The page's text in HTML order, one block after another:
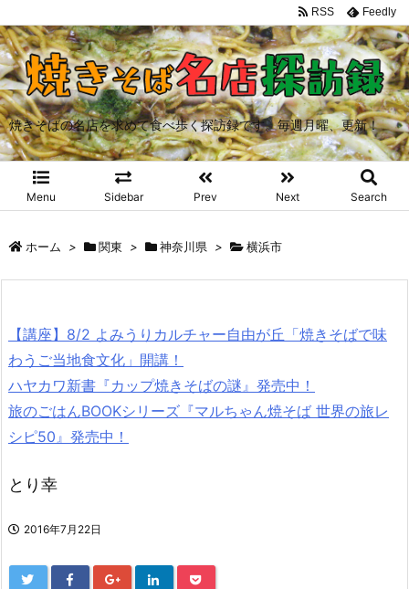
焼きそばの名店を求めて食べ歩く探訪録です。毎週月曜、更新！
Menu Sidebar Prev Next Search
RSS Feedly
ホーム > 関東 > 神奈川県 > 横浜市
【講座】8/2 よみうりカルチャー自由が丘「焼きそばで味
わうご当地食文化」開講！
ハヤカワ新書『カップ焼きそばの謎』発売中！
旅のごはんBOOKシリーズ『マルちゃん焼そば 世界の旅レ
シピ50』発売中！
とり幸
2016年7月22日